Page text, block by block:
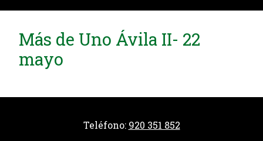
Más de Uno Ávila II- 22
mayo
Teléfono: 920 351 852